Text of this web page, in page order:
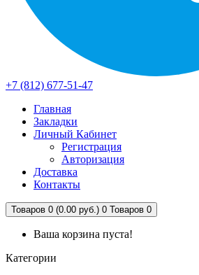
+7 (812) 677-51-47
Главная
Закладки
Личный Кабинет
Регистрация
Авторизация
Доставка
Контакты
Товаров 0 (0.00 руб.) 0 Товаров 0
Ваша корзина пуста!
Категории